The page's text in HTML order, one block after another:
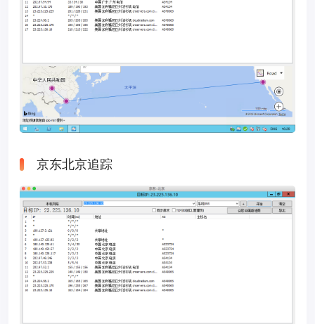
京东北京追踪